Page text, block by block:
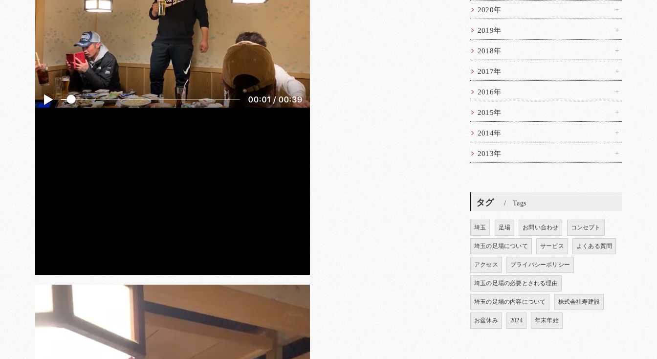
2020年
2019年
2018年
2017年
2016年
2015年
2014年
2013年
タグ Tags
埼玉 足場 お問い合わせ コンセプト
埼玉の足場について サービス よくある質問
アクセス プライバシーポリシー
埼玉の足場の必要とされる理由
埼玉の足場の内容について 株式会社寿建設
お盆休み 2024 年末年始